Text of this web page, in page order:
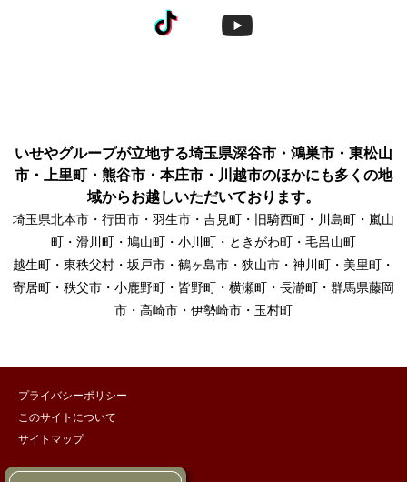
いせやグループが立地する埼玉県深谷市・鴻巣市・東松山
市・上里町・熊谷市・本庄市・川越市のほかにも多くの地
域からお越しいただいております。
埼玉県北本市・行田市・羽生市・吉見町・旧騎西町・川島町・嵐山
町・滑川町・鳩山町・小川町・ときがわ町・毛呂山町
越生町・東秩父村・坂戸市・鶴ヶ島市・狭山市・神川町・美里町・
寄居町・秩父市・小鹿野町・皆野町・横瀬町・長瀞町・群馬県藤岡
市・高崎市・伊勢崎市・玉村町
プライバシーポリシー
このサイトについて
サイトマップ